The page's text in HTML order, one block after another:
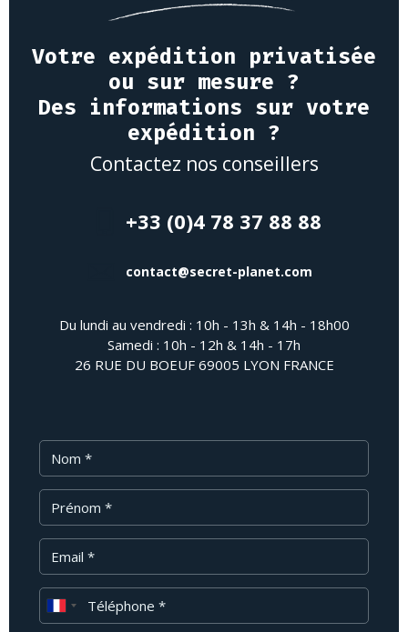
Votre expédition privatisée
ou sur mesure ?
Des informations sur votre
expédition ?
Contactez nos conseillers
+33 (0)4 78 37 88 88
contact@secret-planet.com
Du lundi au vendredi : 10h - 13h & 14h - 18h00
Samedi : 10h - 12h & 14h - 17h
26 RUE DU BOEUF 69005 LYON FRANCE
Prénom
Téléphone